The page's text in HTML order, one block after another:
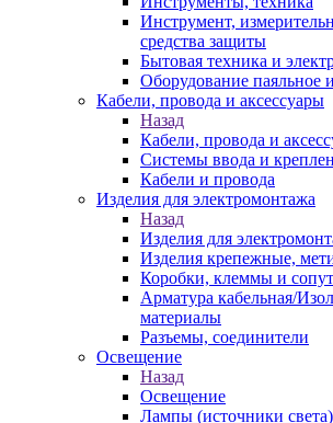
Инструмент,
средства защиты
Бытовая техника и
Оборудование паяльное
Кабели, провода и аксессуары
Назад
Кабели, провода и
Системы ввода и
Кабели и провода
Изделия для электромонтажа
Назад
Изделия для
Изделия крепежные,
Коробки, клеммы и
Арматура кабельная/
материалы
Разъемы, соединители
Освещение
Назад
Освещение
Лампы (источники света)